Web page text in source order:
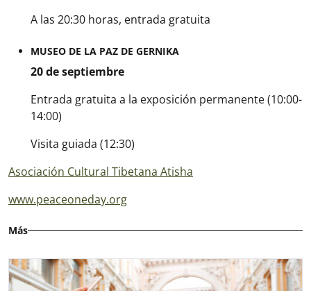
A las 20:30 horas, entrada gratuita
MUSEO DE LA PAZ DE GERNIKA
20 de septiembre
Entrada gratuita a la exposición permanente (10:00-
14:00)
Visita guiada (12:30)
Asociación Cultural Tibetana Atisha
www.peaceoneday.org
Más